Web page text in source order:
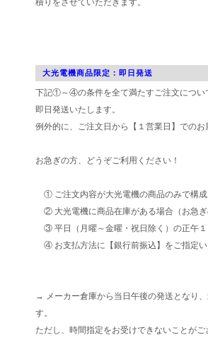
大光電機商品限定：即日発送
下記①～④の条件を全て満たすご注文につい
即日発送いたします。
例外的に、ご注文日から【１営業日】でのお
お急ぎの方、どうぞご利用ください！
① ご注文内容が大光電機の商品のみで構成
② 大光電機に商品在庫がある場合（お急ぎ
③ 平日（月曜～金曜・祝日除く）の正午１
④ お支払方法に【銀行前振込】をご指定
→ メーカー倉庫から当日午後の発送となり
す。
ただし、時間指定をお受けできないことが